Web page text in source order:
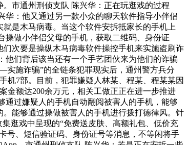
市通州刑侦支队 陈兴华：正在玩逛戏的过程
：他又通过另一款小众的聊天软件指导小伴侣
是木马病毒。当这个软件安拆抵家长的手机上
操做小伴侣父母的手机，获取二维码、身份证
次要是操纵木马病毒软件操控手机来实施盗刷诈
们背后该当还有一个手艺团伙来为他们的诈骗
施诈骗”的全链条犯罪现实后，通州警方兵分
机7部。目前，犯罪嫌疑人林某、程某、程某某因
金额达200余万元，相关工做正正在进一步推进
过嫌疑人的手机自动翻阅被害人的手机，能够
能够通过操做被害人的手机进行拨打德律风。针
逛戏中呈现的“免费送皮肤、高额礼包、低价充
号、短信验证码、身份证号等消息，不等闲将手